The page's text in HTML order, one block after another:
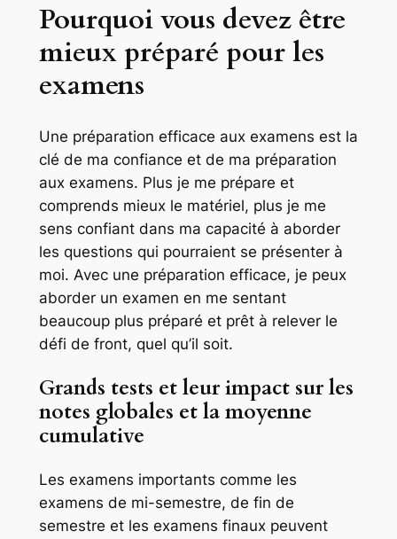
Pourquoi vous devez être
mieux préparé pour les
examens
Une préparation efficace aux examens est la
clé de ma confiance et de ma préparation
aux examens. Plus je me prépare et
comprends mieux le matériel, plus je me
sens confiant dans ma capacité à aborder
les questions qui pourraient se présenter à
moi. Avec une préparation efficace, je peux
aborder un examen en me sentant
beaucoup plus préparé et prêt à relever le
défi de front, quel qu’il soit.
Grands tests et leur impact sur les
notes globales et la moyenne
cumulative
Les examens importants comme les
examens de mi-semestre, de fin de
semestre et les examens finaux peuvent